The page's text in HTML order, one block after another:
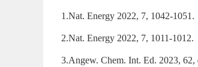
1.Nat. Energy 2022, 7, 1042-1051.
2.Nat. Energy 2022, 7, 1011-1012.
3.Angew. Chem. Int. Ed. 2023, 62,